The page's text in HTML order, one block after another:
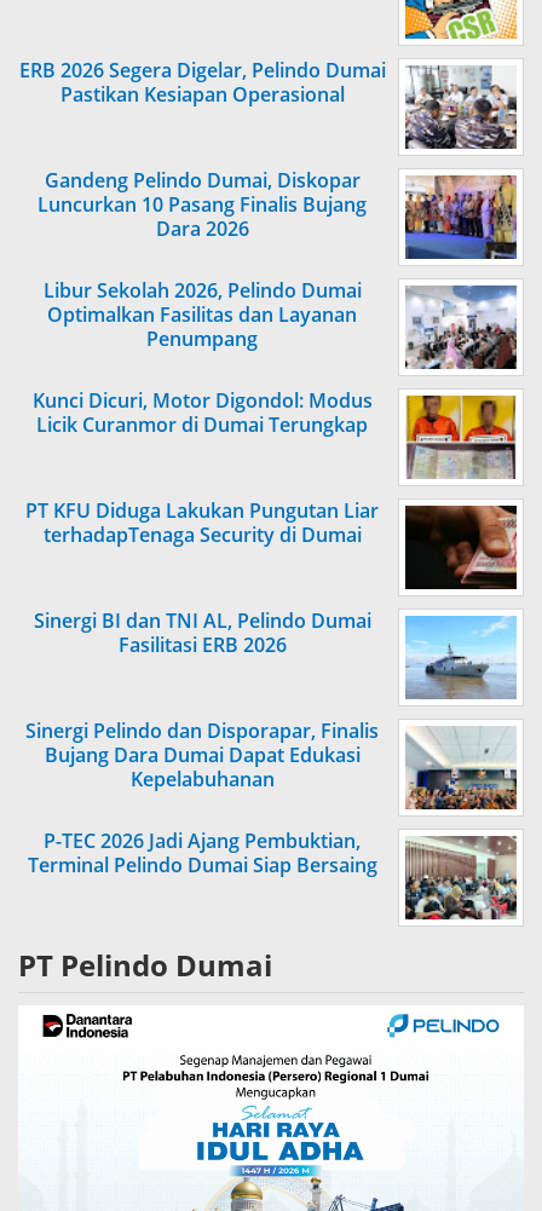
ERB 2026 Segera Digelar, Pelindo Dumai
Pastikan Kesiapan Operasional
Gandeng Pelindo Dumai, Diskopar
Luncurkan 10 Pasang Finalis Bujang
Dara 2026
Libur Sekolah 2026, Pelindo Dumai
Optimalkan Fasilitas dan Layanan
Penumpang
Kunci Dicuri, Motor Digondol: Modus
Licik Curanmor di Dumai Terungkap
PT KFU Diduga Lakukan Pungutan Liar
terhadapTenaga Security di Dumai
Sinergi BI dan TNI AL, Pelindo Dumai
Fasilitasi ERB 2026
Sinergi Pelindo dan Disporapar, Finalis
Bujang Dara Dumai Dapat Edukasi
Kepelabuhanan
P-TEC 2026 Jadi Ajang Pembuktian,
Terminal Pelindo Dumai Siap Bersaing
PT Pelindo Dumai